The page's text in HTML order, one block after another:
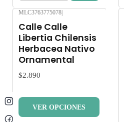
MLC3763775078
Calle Calle
Libertia Chilensis
Herbacea Nativo
Ornamental
$2.890
VER OPCIONES